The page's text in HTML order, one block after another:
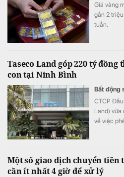
Giá vàng
gần 2
tuần.
Taseco Land góp 220 tỷ
con tại Ninh Bình
Bất động
CTCP
Land) vừa
về việc
Một số giao dịch chuyển tiền
cần ít nhất 4 giờ để xử lý